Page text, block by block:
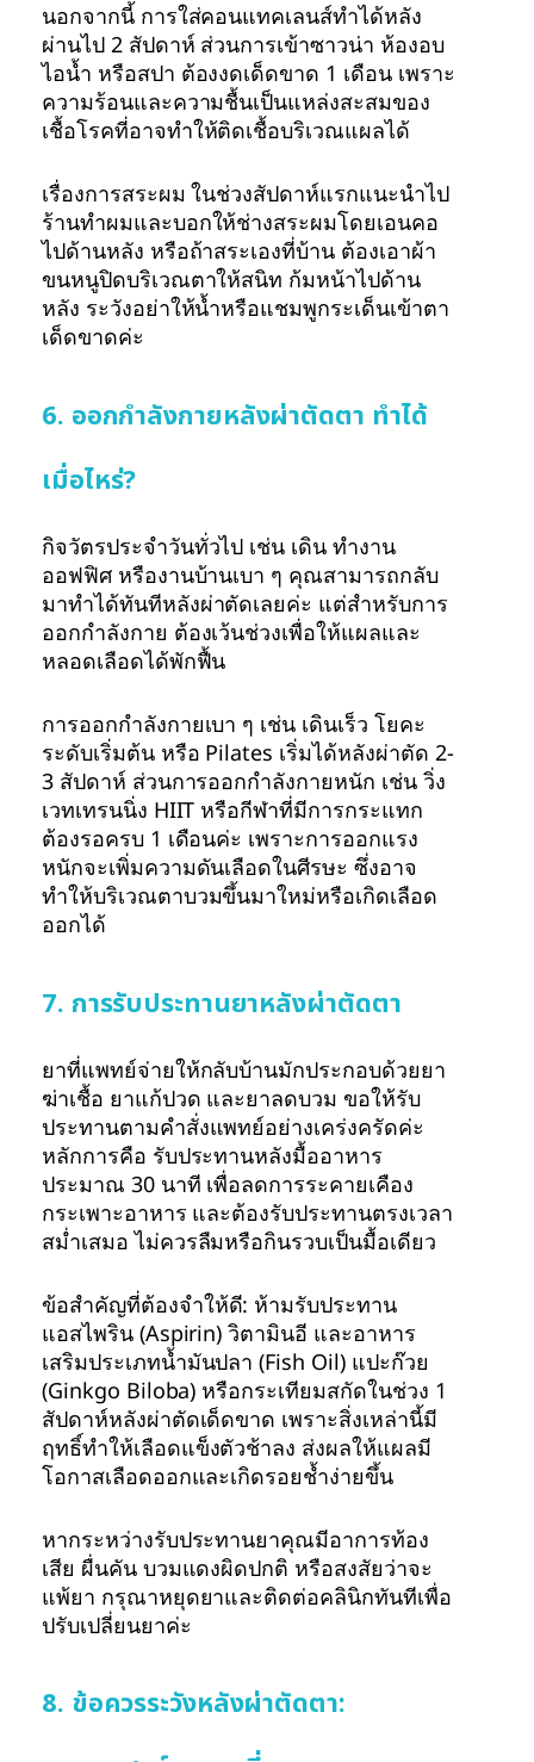
นอกจากนี้ การใส่คอนแทคเลนส์ทำได้หลัง
ผ่านไป 2 สัปดาห์ ส่วนการเข้าซาวน่า ห้องอบ
ไอน้ำ หรือสปา ต้องงดเด็ดขาด 1 เดือน เพราะ
ความร้อนและความชื้นเป็นแหล่งสะสมของ
เชื้อโรคที่อาจทำให้ติดเชื้อบริเวณแผลได้
เรื่องการสระผม ในช่วงสัปดาห์แรกแนะนำไป
ร้านทำผมและบอกให้ช่างสระผมโดยเอนคอ
ไปด้านหลัง หรือถ้าสระเองที่บ้าน ต้องเอาผ้า
ขนหนูปิดบริเวณตาให้สนิท ก้มหน้าไปด้าน
หลัง ระวังอย่าให้น้ำหรือแชมพูกระเด็นเข้าตา
เด็ดขาดค่ะ
6. ออกกำลังกายหลังผ่าตัดตา ทำได้
เมื่อไหร่?
กิจวัตรประจำวันทั่วไป เช่น เดิน ทำงาน
ออฟฟิศ หรืองานบ้านเบา ๆ คุณสามารถกลับ
มาทำได้ทันทีหลังผ่าตัดเลยค่ะ แต่สำหรับการ
ออกกำลังกาย ต้องเว้นช่วงเพื่อให้แผลและ
หลอดเลือดได้พักฟื้น
การออกกำลังกายเบา ๆ เช่น เดินเร็ว โยคะ
ระดับเริ่มต้น หรือ Pilates เริ่มได้หลังผ่าตัด 2-
3 สัปดาห์ ส่วนการออกกำลังกายหนัก เช่น วิ่ง
เวทเทรนนิ่ง HIIT หรือกีฬาที่มีการกระแทก
ต้องรอครบ 1 เดือนค่ะ เพราะการออกแรง
หนักจะเพิ่มความดันเลือดในศีรษะ ซึ่งอาจ
ทำให้บริเวณตาบวมขึ้นมาใหม่หรือเกิดเลือด
ออกได้
7. การรับประทานยาหลังผ่าตัดตา
ยาที่แพทย์จ่ายให้กลับบ้านมักประกอบด้วยยา
ฆ่าเชื้อ ยาแก้ปวด และยาลดบวม ขอให้รับ
ประทานตามคำสั่งแพทย์อย่างเคร่งครัดค่ะ
หลักการคือ รับประทานหลังมื้ออาหาร
ประมาณ 30 นาที เพื่อลดการระคายเคือง
กระเพาะอาหาร และต้องรับประทานตรงเวลา
สม่ำเสมอ ไม่ควรลืมหรือกินรวบเป็นมื้อเดียว
ข้อสำคัญที่ต้องจำให้ดี: ห้ามรับประทาน
แอสไพริน (Aspirin) วิตามินอี และอาหาร
เสริมประเภทน้ำมันปลา (Fish Oil) แปะก๊วย
(Ginkgo Biloba) หรือกระเทียมสกัดในช่วง 1
สัปดาห์หลังผ่าตัดเด็ดขาด เพราะสิ่งเหล่านี้มี
ฤทธิ์ทำให้เลือดแข็งตัวช้าลง ส่งผลให้แผลมี
โอกาสเลือดออกและเกิดรอยช้ำง่ายขึ้น
หากระหว่างรับประทานยาคุณมีอาการท้อง
เสีย ผื่นคัน บวมแดงผิดปกติ หรือสงสัยว่าจะ
แพ้ยา กรุณาหยุดยาและติดต่อคลินิกทันทีเพื่อ
ปรับเปลี่ยนยาค่ะ
8. ข้อควรระวังหลังผ่าตัดตา: